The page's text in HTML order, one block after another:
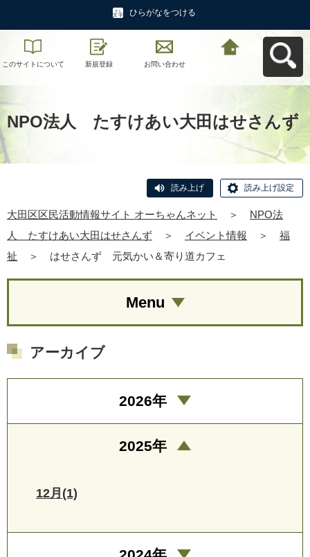
ひらがなをつける
このサイトについて 新規登録 お問い合わせ
NPO法人 たすけあい大田はせさんず
読み上げ 読み上げ設定
大田区区民活動情報サイト オーちゃんネット ＞
NPO法
人 たすけあい大田はせさんず
＞ イベント情報 ＞
福
祉
＞ はせさんず 元気かい＆寄り道カフェ
Menu
アーカイブ
2026年
2025年
12月(1)